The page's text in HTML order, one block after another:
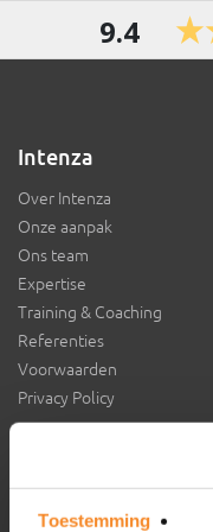
Toestemming
9.4
Intenza
Over Intenza
Onze aanpak
Ons team
Expertise
Training & Coaching
Referenties
Voorwaarden
Privacy Policy